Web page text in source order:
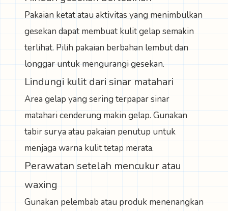
Pakaian ketat atau aktivitas yang menimbulkan
gesekan dapat membuat kulit gelap semakin
terlihat. Pilih pakaian berbahan lembut dan
longgar untuk mengurangi gesekan.
Lindungi kulit dari sinar matahari
Area gelap yang sering terpapar sinar
matahari cenderung makin gelap. Gunakan
tabir surya atau pakaian penutup untuk
menjaga warna kulit tetap merata.
Perawatan setelah mencukur atau
waxing
Gunakan pelembab atau produk menenangkan